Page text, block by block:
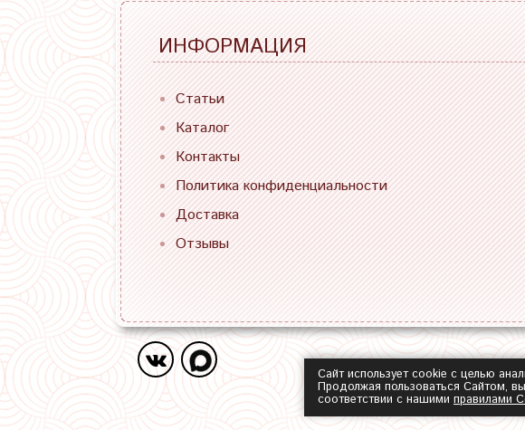
ИНФОРМАЦИЯ
Статьи
Каталог
Контакты
Политика конфиденциальности
Доставка
Отзывы
Сайт использует cookie с целью
Продолжая пользоваться Сайтом,
соответствии с нашими правилами